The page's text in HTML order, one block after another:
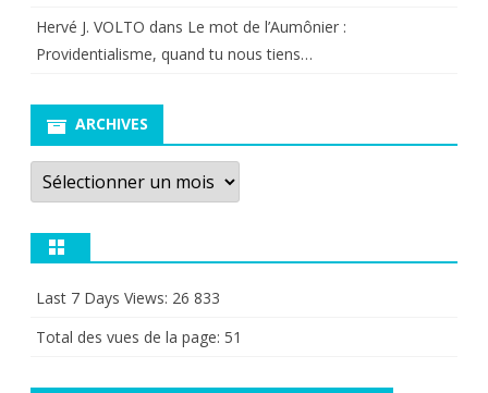
Hervé J. VOLTO dans Le mot de l’Aumônier :
Providentialisme, quand tu nous tiens…
ARCHIVES
Archives
Last 7 Days Views: 26 833
Total des vues de la page: 51